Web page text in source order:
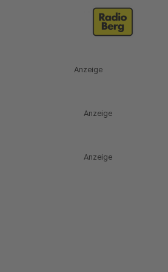
Anzeige
Anzeige
Anzeige